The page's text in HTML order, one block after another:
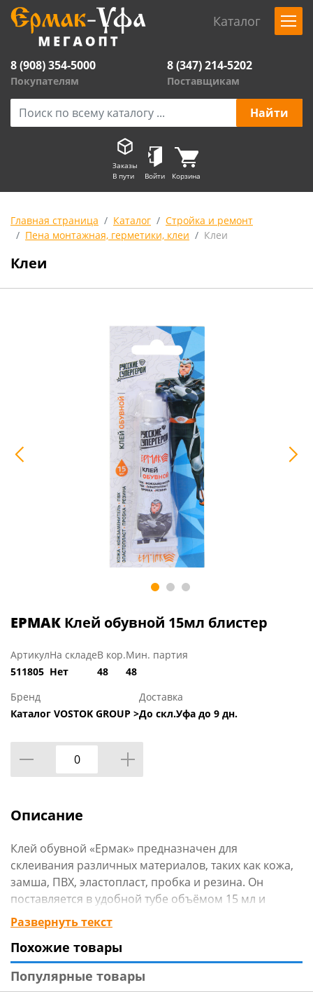
Каталог
8 (908) 354-5000
Покупателям
8 (347) 214-5202
Поставщикам
Заказы
В пути
Войти Корзина
Главная страница Каталог
Стройка и ремонт
Пена монтажная, герметики, клеи
Клеи
Клеи
ЕРМАК Клей обувной 15мл блистер
Артикул
511805
На складе
Нет
В кор.
48
Мин. партия
48
Бренд
Каталог VOSTOK GROUP >
Доставка
До скл.Уфа до 9 дн.
Описание
Клей обувной «Ермак» предназначен для
склеивания различных материалов, таких как кожа,
замша, ПВХ, эластопласт, пробка и резина. Он
поставляется в удобной тубе объёмом 15 мл и
содержит синтетический каучук. Клей прозрачный,
что позволяет сохранить эстетичный вид изделия
после ремонта.
Технические характеристики:
Развернуть текст
Похожие товары
Популярные товары